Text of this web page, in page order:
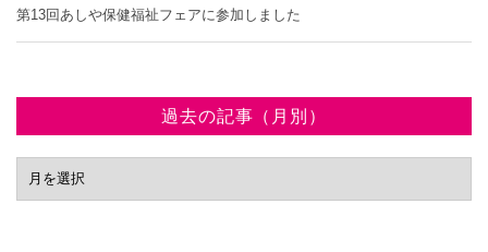
第13回あしや保健福祉フェアに参加しました
過去の記事（月別）